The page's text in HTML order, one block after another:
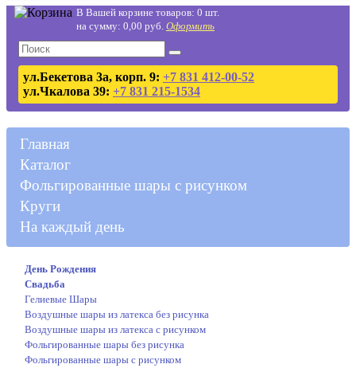
В Вашей корзине товаров: 0 шт.
на сумму: 0,00 руб. Оформить
ул.Бекетова 3а, корп. 9: +7 831 412-00-52
ул.Чкалова 39: +7 831 215-1534
Главная
Каталог
Фольгированные шары с рисунком
Круги
На каждый день
День Рождения
Свадьба
Гелиевые Шары
Воздушные шары из латекса без рисунка
Воздушные шары из латекса с рисунком
Фольгированные шары без рисунка
Фольгированные шары с рисунком